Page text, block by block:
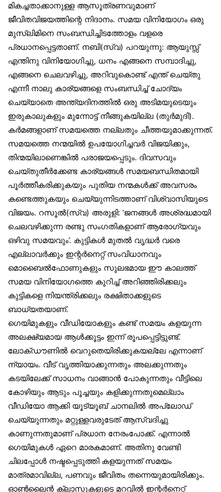
മികച്ചതാക്കാനുള്ള ആസൂത്രണവുമാണ്
ജീവിതവിജയത്തിന്റെ നിദാനം. സമയ വിനിയോഗം ഒരു
മുസ്‌ലിമിനെ സംബന്ധിച്ചിടത്തോളം വളരെ
പ്രധാനപ്പെട്ടതാണ്. നബി(സ്വ) പറയുന്നു: ആയുസ്സ്
എന്തിനു വിനിയോഗിച്ചു, ധനം എങ്ങനെ സമ്പാദിച്ചു,
എങ്ങനെ ചെലവഴിച്ചു, അറിവുകൊണ്ട് എന്ത് ചെയ്തു
എന്നീ നാലു കാര്യങ്ങളെ സംബന്ധിച്ച് ചോദ്യം
ചെയ്യാതെ അന്ത്യദിനത്തിൽ ഒരു അടിമയുടെയും
ഇരുകാലുകളും മുന്നോട്ട് നീങ്ങുകയില്ല (തുർമുദി).
കർമങ്ങളാണ് സമയത്തെ നല്ലതും ചീത്തയുമാക്കുന്നത്.
സമയത്തെ നന്മയിൽ ഉപയോഗിച്ചവർ വിജയിക്കും,
തിന്മയിലാണെങ്കിൽ പരാജയപ്പെടും. ദിവസവും
ചെയ്തുതീർക്കേണ്ട കാര്യങ്ങൾ സമയബന്ധിതമായി
പൂർത്തീകരിക്കുകയും പുതിയ നന്മകൾക്ക് അവസരം
കണ്ടെത്തുകയും ചെയ്യുന്നിടത്താണ് വിശ്വാസിയുടെ
വിജയം. റസൂൽ(സ്വ) അരുളി: ‘ജനങ്ങൾ അശ്രദ്ധമായി
ചെലവഴിക്കുന്ന രണ്ടു സംഗതികളാണ് ആരോഗ്യവും
ഒഴിവു സമയവും’. കുട്ടികൾ മുതൽ വൃദ്ധർ വരെ
എല്ലാവർക്കും ഇന്റർനെറ്റ് സംവിധാനവും
മൊബൈൽഫോണുകളും സുലഭമായ ഈ കാലത്ത്
സമയ വിനിയോഗത്തെ കുറിച്ച് അറിഞ്ഞിരിക്കലും
കുട്ടികളെ നിയന്ത്രിക്കലും രക്ഷിതാക്കളുടെ
ബാധ്യതയാണ്.
ഗെയിമുകളും വീഡിയോകളും കണ്ട് സമയം കളയുന്ന
അലക്ഷ്യമായ ആൾക്കൂട്ടം ഇന്ന് രൂപപ്പെട്ടിട്ടുണ്ട്.
ലോക്ഡൗണിൽ വെറുതെയിരിക്കുകയല്ലേ എന്നാണ്
ന്യായം. വീട് വൃത്തിയാക്കുന്നതും അലക്കുന്നതും
കടയിലേക്ക് സാധനം വാങ്ങാൻ പോകുന്നതും വീട്ടിലെ
കോഴിയും ആടും പൂച്ചയും കളിക്കുന്നതുമെല്ലാം
വീഡിയോ ആക്കി യൂട്യൂബ് ചാനലിൽ അപ്‌ലോഡ്
ചെയ്യുന്നതും മറ്റുള്ളവരുടേത് ആസ്വദിച്ചു
കാണുന്നതുമാണ് പ്രധാന നേരംപോക്ക്. എന്നാൽ
ഗെയിമുകൾ ഏറെ മാരകമാണ്. അതിനു വേണ്ടി
ചിലപ്പോൾ നഷ്ടപ്പെടുത്തി കളയുന്നത് സമയം
മാത്രമാവില്ല, പണവും ജീവിതം തന്നെയുമായിരിക്കും.
ഓൺലൈൻ ക്ലാസുകളുടെ മറവിൽ ഇന്റർനെറ്റ്